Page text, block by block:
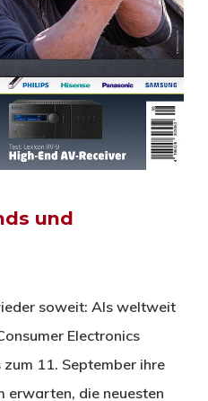
und
soweit: Als weltweit
Electronics
11. September ihre
erwarten, die neuesten